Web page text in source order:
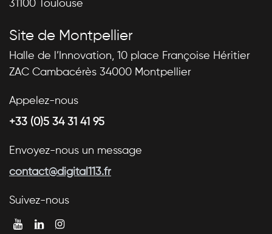
31100 Toulouse
Site de Montpellier
Halle de l’Innovation, 10 place Françoise Héritier
ZAC Cambacérès 34000 Montpellier
Appelez-nous
+33 (0)5 34 31 41 95
Envoyez-nous un message
contact@digital113.fr
Suivez-nous